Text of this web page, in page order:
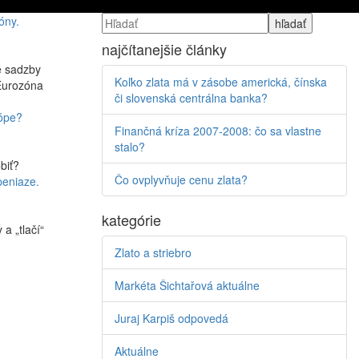
sadzby
„tlačí“
najčítanejšie články
Koľko zlata má v zásobe americká, čínska
či slovenská centrálna banka?
Finančná kríza 2007-2008: čo sa vlastne
stalo?
Čo ovplyvňuje cenu zlata?
kategórie
Zlato a striebro
Markéta Šichtařová aktuálne
Juraj Karpiš odpovedá
Aktuálne